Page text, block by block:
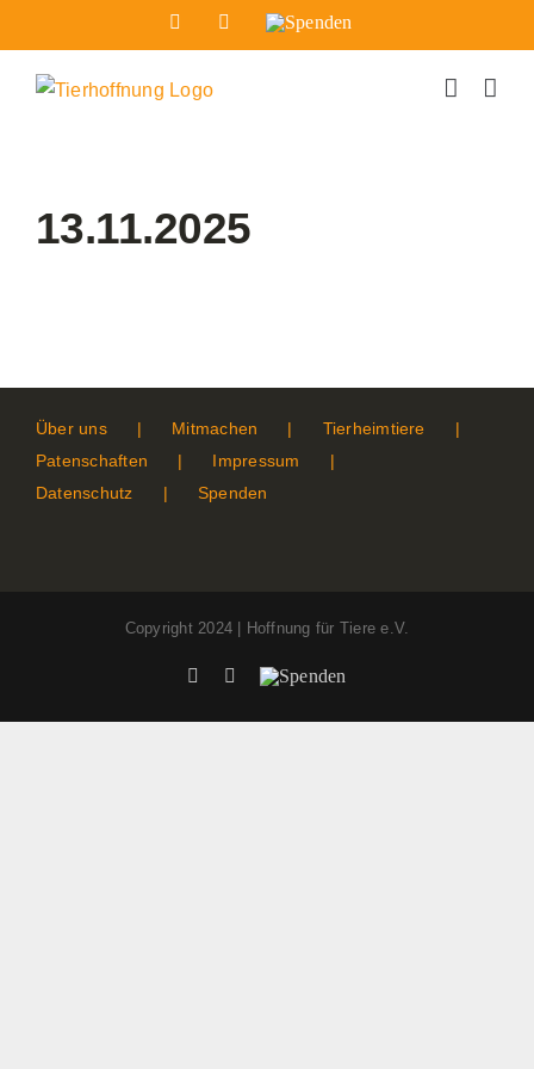
Inhalt
springen
FacebookInstagram
Spenden
13.11.2025
Über uns Mitmachen
Tierheimtiere
Patenschaften
Impressum
Datenschutz
Spenden
Copyright 2024 | Hoffnung für Tiere e.V.
FacebookInstagram
Spenden